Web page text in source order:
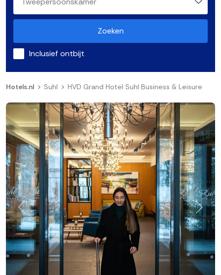
Zoeken
Inclusief ontbijt
Hotels.nl Suhl HVD Grand Hotel Suhl Business & Leisure